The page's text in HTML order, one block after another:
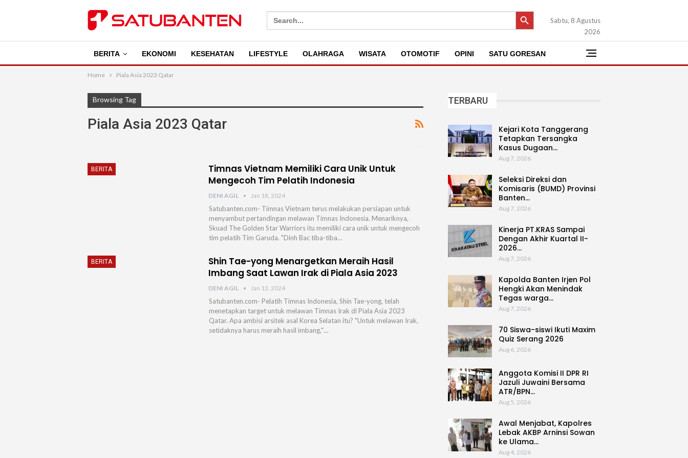
Search
for:
SEARCH BUTTON
Sabtu, 8 Agustus
2026
BERITA EKONOMI KESEHATAN LIFESTYLE OLAHRAGA WISATA OTOMOTIF OPINI SATU GORESAN
Home Piala Asia 2023 Qatar
Browsing Tag
Piala Asia 2023 Qatar
BERITA
Timnas Vietnam Memiliki Cara Unik Untuk
Mengecoh Tim Pelatih Indonesia
DENI AGIL Jan 18, 2024
Satubanten.com- Timnas Vietnam terus melakukan persiapan untuk
menyambut pertandingan melawan Timnas Indonesia. Menariknya,
Skuad The Golden Star Warriors itu memiliki cara unik untuk mengecoh
tim pelatih Tim Garuda. "Dinh Bac tiba-tiba…
BERITA
Shin Tae-yong Menargetkan Meraih Hasil
Imbang Saat Lawan Irak di Piala Asia 2023
DENI AGIL Jan 13, 2024
Satubanten.com- Pelatih Timnas Indonesia, Shin Tae-yong, telah
menetapkan target untuk melawan Timnas Irak di Piala Asia 2023
Qatar. Apa ambisi arsitek asal Korea Selatan itu? "Untuk melawan Irak,
setidaknya harus meraih hasil imbang,"…
TERBARU
Kejari Kota Tanggerang
Tetapkan Tersangka
Kasus Dugaan…
Aug 7, 2026
Seleksi Direksi dan
Komisaris (BUMD) Provinsi
Banten…
Aug 7, 2026
Kinerja PT.KRAS Sampai
Dengan Akhir Kuartal II-
2026…
Aug 7, 2026
Kapolda Banten Irjen Pol
Hengki Akan Menindak
Tegas warga…
Aug 7, 2026
70 Siswa-siswi Ikuti Maxim
Quiz Serang 2026
Aug 6, 2026
Anggota Komisi II DPR RI
Jazuli Juwaini Bersama
ATR/BPN…
Aug 5, 2026
Awal Menjabat, Kapolres
Lebak AKBP Arninsi Sowan
ke Ulama…
Aug 4, 2026